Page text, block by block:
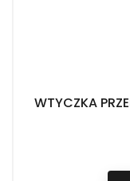
WTYCZKA